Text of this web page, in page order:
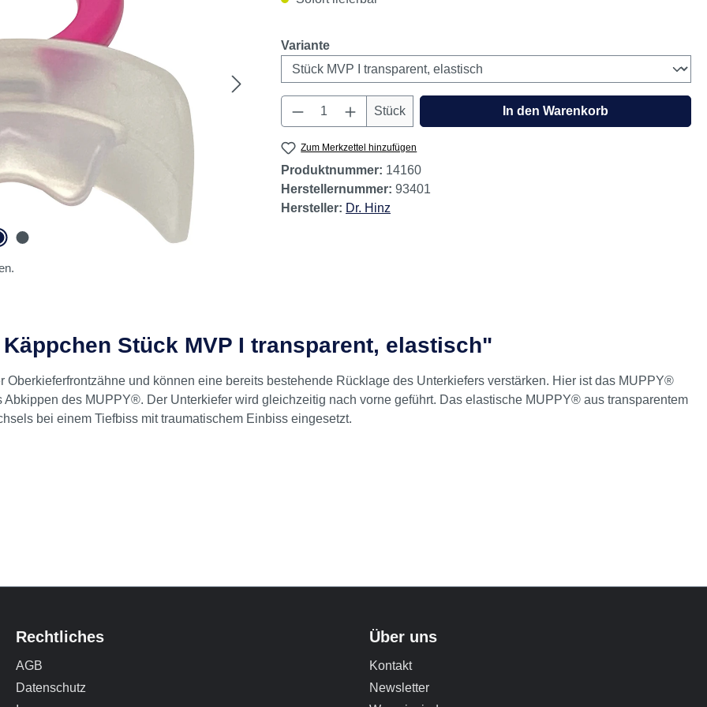
Varianteauswählen
Produkt Anzahl: Gib den gewünschten Wert ein
Stück In den Warenkorb
Zum Merkzettel hinzufügen
Produktnummer: 14160
Herstellernummer: 93401
Hersteller: Dr. Hinz
Stück MVP I transparent, elastisch"
und können eine bereits bestehende Rücklage des Unterkiefers verstärken. Hier ist das MUPPY®
des MUPPY®. Der Unterkiefer wird gleichzeitig nach vorne geführt. Das elastische MUPPY® aus transparentem
bei einem Tiefbiss mit traumatischem Einbiss eingesetzt.
Rechtliches
AGB
Datenschutz
Über uns
Kontakt
Newsletter